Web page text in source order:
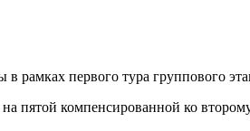
первого тура группового
пятой компенсированной ко